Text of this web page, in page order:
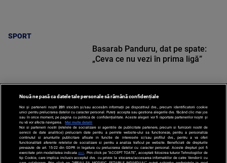
SPORT
SPORT
Basarab Panduru, dat pe spate:
„Ceva ce nu vezi în prima ligă”
Nouă ne pasă ca datele tale personale să rămână confidențiale
Noi și partenerii noștri 201 stocăm și/sau accesăm informații pe dispozitivul dvs., precum identificatorii cookie
unici pentru prelucrarea datelor cu caracter personal. Puteți accepta sau gestiona alegerile dvs. făcând clic mai jos
sau în orice moment, pe pagina cu politica de confidențialitate. Aceste alegeri vor fi raportate partenerilor noștri și
nu vă vor afecta navigarea.
Mai multe detalii
Noi si partenerii nostri (retelele de socializare si agentiile de publicitate partenere, precum si furnizorii nostri de
servicii de date analitice) prelucram date pentru a permite website-ului sa functioneze, pentru a personaliza
continutul si anunturile publicitare afisate in functie de interesele si/sau profilul dvs., pentru a va oferi
functionalitati aferente retelelor de socializare si pentru a analiza traficul pe website. Beneficiati de drepturile
prevazute de art. 15-22 din GDPR in legatura cu prelucrarea datelor cu caracter personal. Aceste drepturi pot fi
exercitate prin modalitatea indicataaici . Prin click pe “ACCEPT TOATE”, acceptati folosirea tuturor Tehnologiilor de
tip Cookie, care implica inclusiv acceptul dvs. cu privire la stocarea/accesarea informatiilor de catre Vendor-ii cu